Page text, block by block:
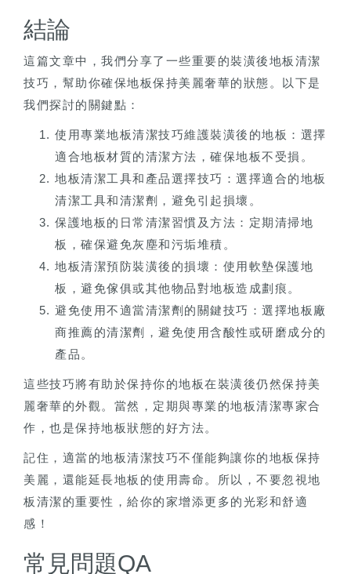
結論
這篇文章中，我們分享了一些重要的裝潢後地板清潔
技巧，幫助你確保地板保持美麗奢華的狀態。以下是
我們探討的關鍵點：
使用專業地板清潔技巧維護裝潢後的地板：選擇
適合地板材質的清潔方法，確保地板不受損。
地板清潔工具和產品選擇技巧：選擇適合的地板
清潔工具和清潔劑，避免引起損壞。
保護地板的日常清潔習慣及方法：定期清掃地
板，確保避免灰塵和污垢堆積。
地板清潔預防裝潢後的損壞：使用軟墊保護地
板，避免傢俱或其他物品對地板造成劃痕。
避免使用不適當清潔劑的關鍵技巧：選擇地板廠
商推薦的清潔劑，避免使用含酸性或研磨成分的
產品。
這些技巧將有助於保持你的地板在裝潢後仍然保持美
麗奢華的外觀。當然，定期與專業的地板清潔專家合
作，也是保持地板狀態的好方法。
記住，適當的地板清潔技巧不僅能夠讓你的地板保持
美麗，還能延長地板的使用壽命。所以，不要忽視地
板清潔的重要性，給你的家增添更多的光彩和舒適
感！
常見問題QA